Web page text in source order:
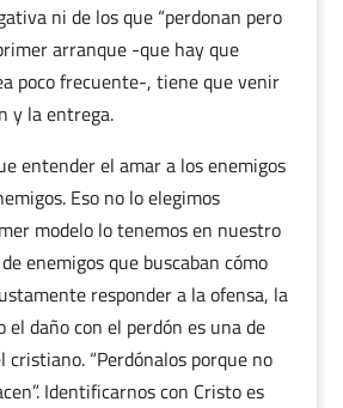
ni de los que “perdonan pero
arranque -que hay que
poco frecuente-, tiene que venir
y la entrega.
entender el amar a los enemigos
Eso no lo elegimos
modelo lo tenemos en nuestro
enemigos que buscaban cómo
responder a la ofensa, la
daño con el perdón es una de
cristiano. “Perdónalos porque no
Identificarnos con Cristo es